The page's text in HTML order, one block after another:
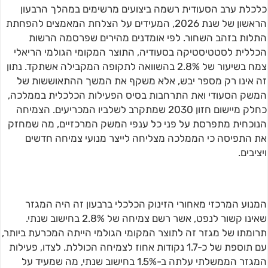
כלכלת ערב הסעודית רשמה ביצועים מרשימים במהלך הרבעון
הראשון של שנת 2026, המעידים על הצלחת המאמצים להפחתת
התלות בזהב השחור. לפי אומדנים מהירים שפרסמה הרשות
הכללית לסטטיסטיקה בסעודיה, התוצר המקומי הגולמי הריאלי
צמח בשיעור של 2.8% בהשוואה לתקופה המקבילה אשתקד. נתון
זה אינו רק מספר יבש, אלא משקף את המשך ההתאוששות של
המשק הסעודי ואת התרחבות בסיס הפעילות הכלכלית בממלכה,
כחלק מיישום חזון 2030 שמתקרב לשלביו המכריעים. הצמיחה
הנוכחית מתפרסת על פני כל ענפי המשק המרכזיים, מה שמחזק
את התפיסה כי הממלכה מצליחה לייצר מנועי צמיחה חדשים
ויציבים.
המנוע המרכזי מאחורי הזינוק הכלכלי ברבעון זה היה המגזר
שאינו קשור לנפט, אשר רשם צמיחה של 2.8% בחישוב שנתי.
תרומתו של מגזר זה לתוצר המקומי הגולמי הייתה המכרעת ביותר,
עם תוספת של כ-1.7 נקודות אחוז לצמיחה הכוללת. לצדו, פעילות
המגזר הממשלתי עלתה ב-1.5% בחישוב שנתי, מה שמעיד על